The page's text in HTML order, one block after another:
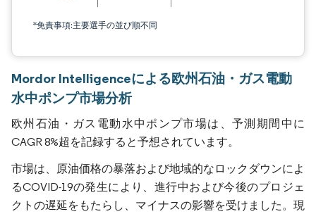
*免責事項:主要選手の並び順不同
Mordor Intelligenceによる欧州石油・ガス電動
水中ポンプ市場分析
欧州石油・ガス電動水中ポンプ市場は、予測期間中に
CAGR 8%超を記録すると予想されています。
市場は、原油価格の暴落および地域的なロックダウンによ
るCOVID-19の発生により、進行中および今後のプロジェ
クトの遅延をもたらし、マイナスの影響を受けました。現